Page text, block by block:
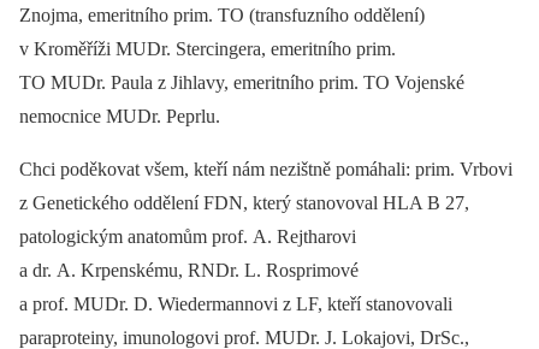
Znojma, emeritního prim. TO (transfuzního oddělení)
v Kroměříži MUDr. Stercingera, emeritního prim.
TO MUDr. Paula z Jihlavy, emeritního prim. TO Vojenské
nemocnice MUDr. Peprlu.
Chci poděkovat všem, kteří nám nezištně pomáhali: prim. Vrbovi
z Genetického oddělení FDN, který stanovoval HLA B 27,
patologickým anatomům prof. A. Rejtharovi
a dr. A. Krpenskému, RNDr. L. Rosprimové
a prof. MUDr. D. Wiedermannovi z LF, kteří stanovovali
paraproteiny, imunologovi prof. MUDr. J. Lokajovi, DrSc.,